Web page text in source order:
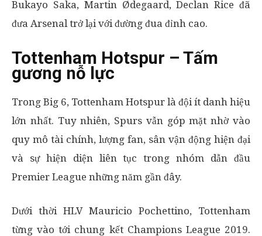
Bukayo Saka, Martin Ødegaard, Declan Rice đã
đưa Arsenal trở lại với đường đua đỉnh cao.
Tottenham Hotspur – Tấm
gương nỗ lực
Trong Big 6, Tottenham Hotspur là đội ít danh hiệu
lớn nhất. Tuy nhiên, Spurs vẫn góp mặt nhờ vào
quy mô tài chính, lượng fan, sân vận động hiện đại
và sự hiện diện liên tục trong nhóm dẫn đầu
Premier League những năm gần đây.
Dưới thời HLV Mauricio Pochettino, Tottenham
từng vào tới chung kết Champions League 2019.